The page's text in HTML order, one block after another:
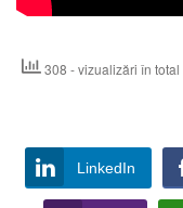
308 - vizualizări în total
LinkedIn